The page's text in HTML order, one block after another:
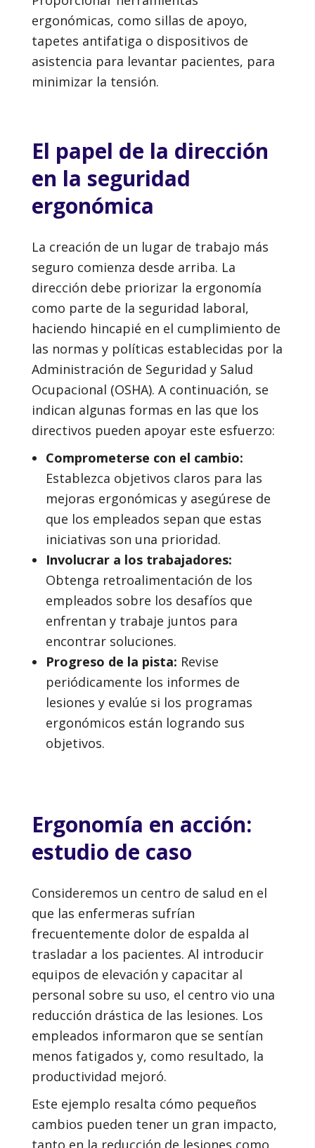
ergonómicas, como sillas de apoyo,
tapetes antifatiga o dispositivos de
asistencia para levantar pacientes, para
minimizar la tensión.
El papel de la dirección
en la seguridad
ergonómica
La creación de un lugar de trabajo más
seguro comienza desde arriba. La
dirección debe priorizar la ergonomía
como parte de la seguridad laboral,
haciendo hincapié en el cumplimiento de
las normas y políticas establecidas por la
Administración de Seguridad y Salud
Ocupacional (OSHA). A continuación, se
indican algunas formas en las que los
directivos pueden apoyar este esfuerzo:
Comprometerse con el cambio:
Establezca objetivos claros para las
mejoras ergonómicas y asegúrese de
que los empleados sepan que estas
iniciativas son una prioridad.
Involucrar a los trabajadores:
Obtenga retroalimentación de los
empleados sobre los desafíos que
enfrentan y trabaje juntos para
encontrar soluciones.
Progreso de la pista: Revise
periódicamente los informes de
lesiones y evalúe si los programas
ergonómicos están logrando sus
objetivos.
Ergonomía en acción:
estudio de caso
Consideremos un centro de salud en el
que las enfermeras sufrían
frecuentemente dolor de espalda al
trasladar a los pacientes. Al introducir
equipos de elevación y capacitar al
personal sobre su uso, el centro vio una
reducción drástica de las lesiones. Los
empleados informaron que se sentían
menos fatigados y, como resultado, la
productividad mejoró.
Este ejemplo resalta cómo pequeños
cambios pueden tener un gran impacto,